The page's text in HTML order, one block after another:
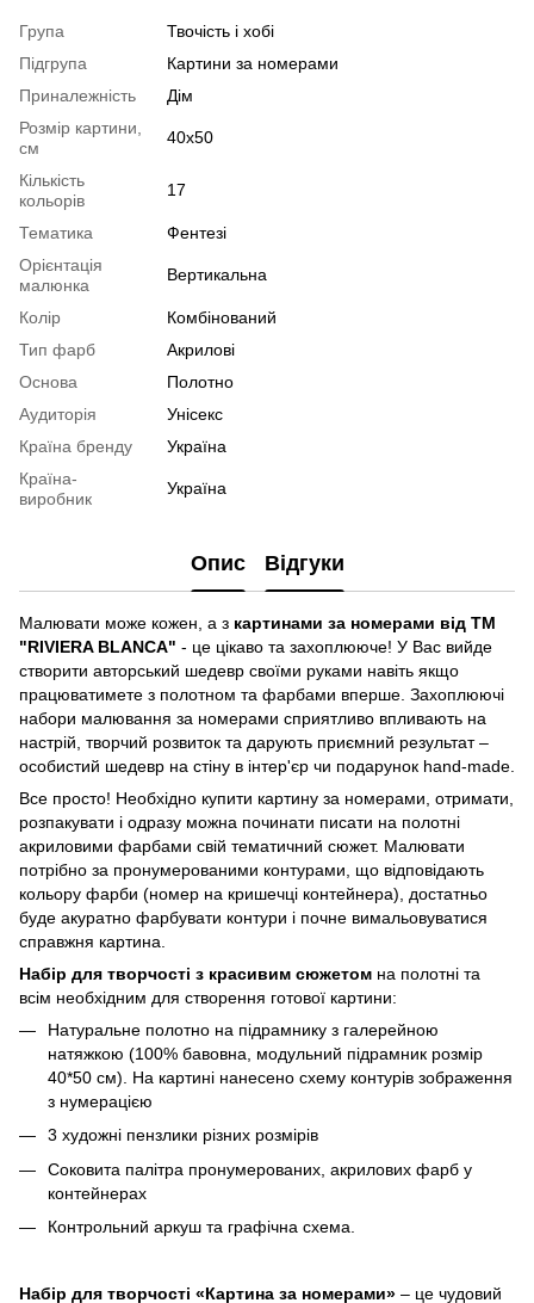
Група
Твочість і хобі
Підгрупа
Картини за номерами
Приналежність
Дім
Розмір картини,
см
40х50
Кількість
кольорів
17
Тематика
Фентезі
Орієнтація
малюнка
Вертикальна
Колір
Комбінований
Тип фарб
Акрилові
Основа
Полотно
Аудиторія
Унісекс
Країна бренду
Україна
Країна-
виробник
Україна
Опис Відгуки
Малювати може кожен, а з картинами за номерами від ТМ
"RIVIERA BLANCA" - це цікаво та захоплююче! У Вас вийде
створити авторський шедевр своїми руками навіть якщо
працюватимете з полотном та фарбами вперше. Захоплюючі
набори малювання за номерами сприятливо впливають на
настрій, творчий розвиток та дарують приємний результат –
особистий шедевр на стіну в інтер'єр чи подарунок hand-made.
Все просто! Необхідно купити картину за номерами, отримати,
розпакувати і одразу можна починати писати на полотні
акриловими фарбами свій тематичний сюжет. Малювати
потрібно за пронумерованими контурами, що відповідають
кольору фарби (номер на кришечці контейнера), достатньо
буде акуратно фарбувати контури і почне вимальовуватися
справжня картина.
Набір для творчості з красивим сюжетом на полотні та
всім необхідним для створення готової картини:
Натуральне полотно на підрамнику з галерейною
натяжкою (100% бавовна, модульний підрамник розмір
40*50 см). На картині нанесено схему контурів зображення
з нумерацією
3 художні пензлики різних розмірів
Соковита палітра пронумерованих, акрилових фарб у
контейнерах
Контрольний аркуш та графічна схема.
Набір для творчості «Картина за номерами» – це чудовий